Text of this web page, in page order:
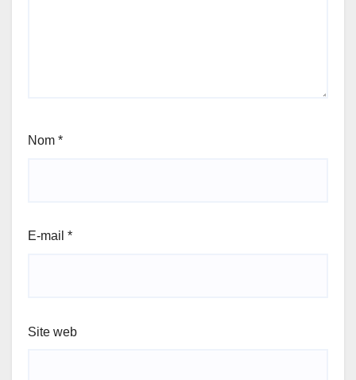
Nom *
E-mail *
Site web